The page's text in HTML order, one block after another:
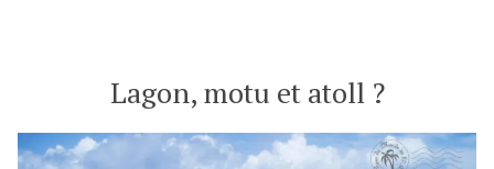
Lagon, motu et atoll ?